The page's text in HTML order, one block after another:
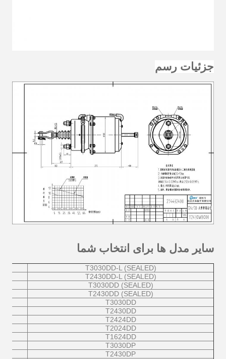
جزئیات رسم
سایر مدل ها برای انتخاب شما
T3030DD-L (SEALED)
T2430DD-L (SEALED)
T3030DD (SEALED)
T2430DD (SEALED)
T3030DD
T2430DD
T2424DD
T2024DD
T1624DD
T3030DP
T2430DP